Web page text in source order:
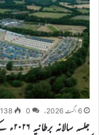
6 اگست 2026ء 0
138
جلسہ